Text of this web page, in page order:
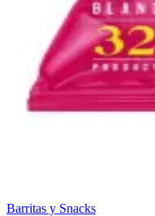
Barritas y Snacks